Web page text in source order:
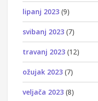
lipanj 2023 (9)
svibanj 2023 (7)
travanj 2023 (12)
ožujak 2023 (7)
veljača 2023 (8)